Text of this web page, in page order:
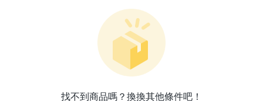
找不到商品嗎？換換其他條件吧！